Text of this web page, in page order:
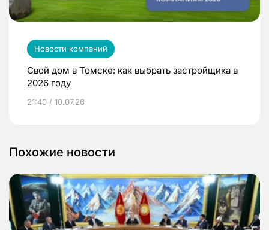
Новости компаний
Свой дом в Томске: как выбрать застройщика в
2026 году
21:40 / 10.07.26
Похожие новости